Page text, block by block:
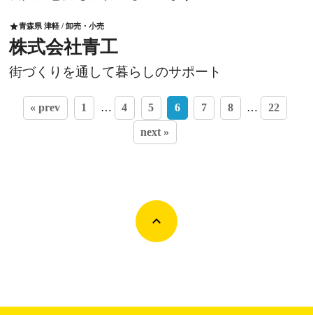
star青森県 津軽 / 卸売・小売
株式会社青工
街づくりを通して暮らしのサポート
« prev 1 … 4 5 6 7 8 … 22
next »